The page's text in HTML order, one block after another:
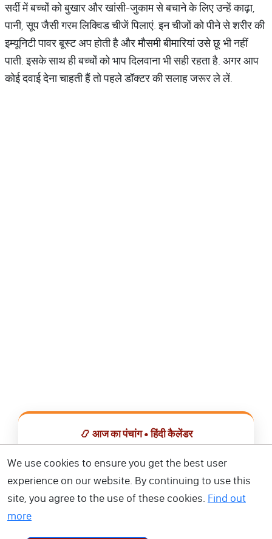
सर्दी में बच्चों को बुखार और खांसी-जुकाम से बचाने के लिए उन्हें काढ़ा,
पानी, सूप जैसी गरम लिक्विड चीजें पिलाएं. इन चीजों को पीने से शरीर की
इम्यूनिटी पावर बूस्ट अप होती है और मौसमी बीमारियां उसे छू भी नहीं
पाती. इसके साथ ही बच्चों को भाप दिलवाना भी सही रहता है. अगर आप
कोई दवाई देना चाहती हैं तो पहले डॉक्टर की सलाह जरूर ले लें.
📿 आज का पंचांग • हिंदी कैलेंडर
📅 हिंदी कैलेंडर ऐप डाउनलोड करें
We use cookies to ensure you get the best user
experience on our website. By continuing to use this
site, you agree to the use of these cookies. Find out
more